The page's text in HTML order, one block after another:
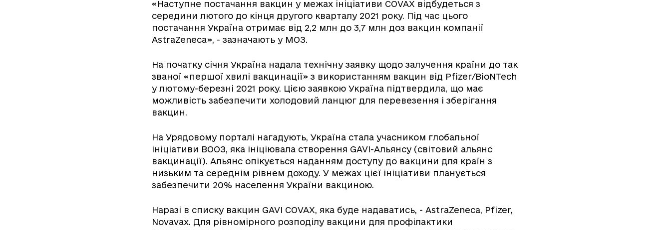
«Наступне постачання вакцин у межах ініціативи COVAX відбудеться з
середини лютого до кінця другого кварталу 2021 року. Під час цього
постачання Україна отримає від 2,2 млн до 3,7 млн доз вакцин компанії
AstraZeneca», - зазначають у МОЗ.
На початку січня Україна надала технічну заявку щодо залучення країни до так
званої «першої хвилі вакцинації» з використанням вакцин від Pfizer/BioNTech
у лютому-березні 2021 року. Цією заявкою Україна підтвердила, що має
можливість забезпечити холодовий ланцюг для перевезення і зберігання
вакцин.
На Урядовому порталі нагадують, Україна стала учасником глобальної
ініціативи ВООЗ, яка ініціювала створення GAVI-Альянсу (світовий альянс
вакцинації). Альянс опікується наданням доступу до вакцини для країн з
низьким та середнім рівнем доходу. У межах цієї ініціативи планується
забезпечити 20% населення України вакциною.
Наразі в списку вакцин GAVI COVAX, яка буде надаватись, - AstraZeneca, Pfizer,
Novavax. Для рівномірного розподілу вакцини для профілактики